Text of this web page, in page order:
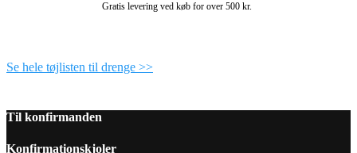
Gratis levering ved køb for over 500 kr.
Se hele tøjlisten til drenge >>
Til konfirmanden
Konfirmationskjoler